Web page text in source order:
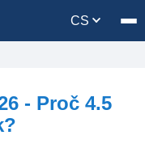
CS
- Proč 4.5